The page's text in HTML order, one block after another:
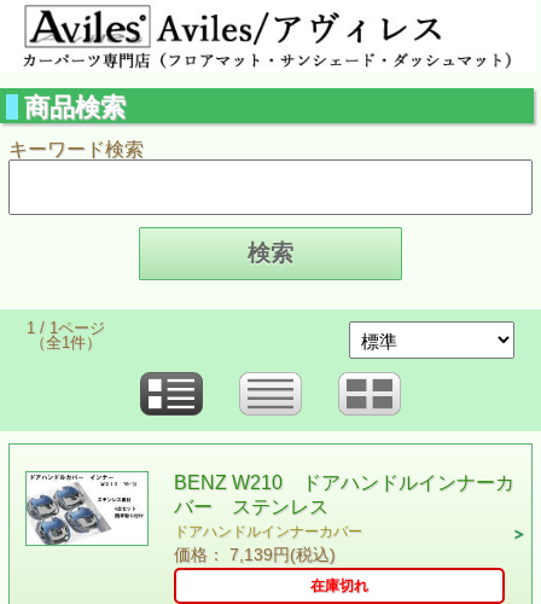
商品検索
キーワード検索
1 / 1ページ
（全1件）
BENZ W210 ドアハンドルインナーカ
バー ステンレス
ドアハンドルインナーカバー
価格： 7,139円(税込)
在庫切れ